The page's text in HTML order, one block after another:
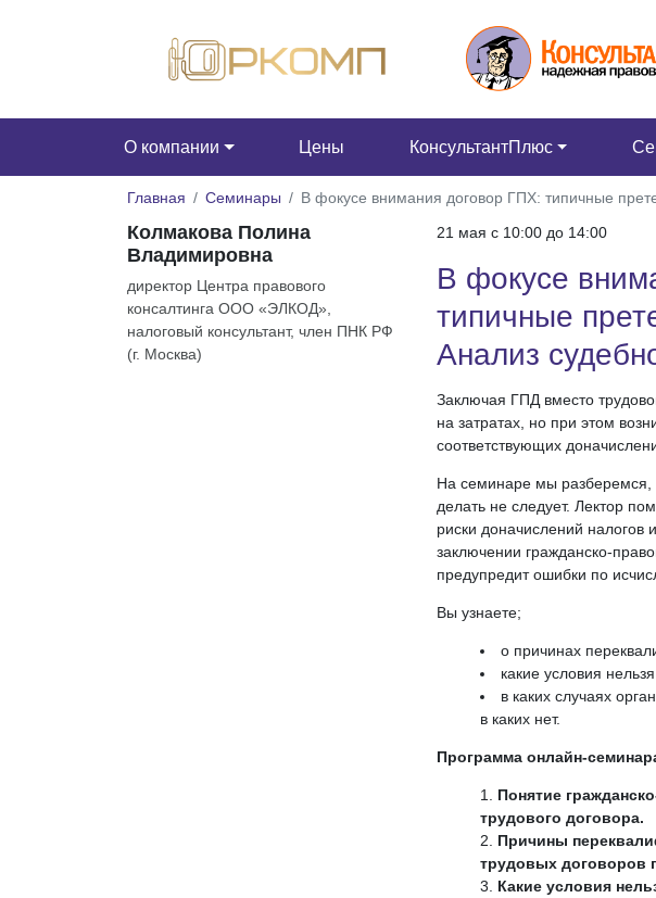
О компании Цены КонсультантПлюс
Главная Семинары В фокусе внимания договор ГПХ: типичные
Колмакова Полина
Владимировна
директор Центра правового
консалтинга ООО «ЭЛКОД»,
налоговый консультант, член ПНК РФ
(г. Москва)
21 мая c 10:00 до 14:00
В фокусе
типичные
Анализ
Заключая ГПД вместо
на затратах, но при этом
соответствующих
На семинаре мы разберемся,
делать не следует. Лектор
риски доначислений налогов
заключении гражданско-
предупредит ошибки по
Вы узнаете;
о причинах
какие условия
в каких случаях
в каких нет.
Программа онлайн-
Понятие
трудового договора.
Причины
трудовых договоров
Какие условия